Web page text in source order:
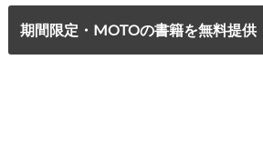
期間限定・MOTOの書籍を無料提供